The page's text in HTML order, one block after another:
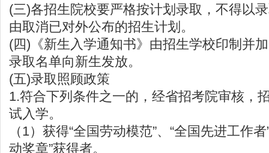
(三)各招生院校要严格按计划录取，不得以
由取消已对外公布的招生计划。
(四)《新生入学通知书》由招生学校印制并
录取名单向新生发放。
(五)录取照顾政策
1.符合下列条件之一的，经省招考院审核，
试入学。
（1）获得“全国劳动模范”、“全国先进工作者
动奖章”获得者。